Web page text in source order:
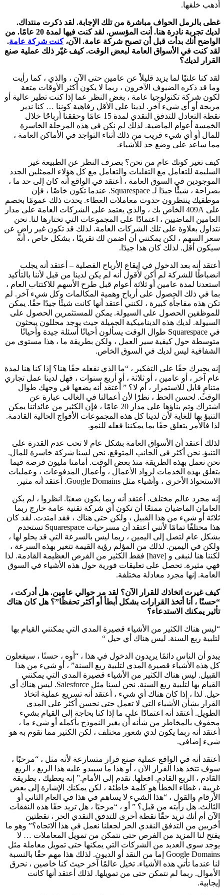
أذهب خلفها.
غطى بالرمل الحواف مباشرة من تلك الإجابة. لقد ذكرت منتداك.
لديك تجربة نادرة هنا. أنت المؤسس. لقد كنت فيها لمدة 20 عامًا. من
الواضح أنك بدأت قبل أن تصبح شركة عامة. الآن،كنت شركة عامة.
لقد كنت في الأسواق العامة لبعض الوقت. كيف غيّر ذلك عملية صنع
القرار لديك؟
لقد كنا علنيًا لما يزيد قليلاً عن عامين حتى الآن ، والذي ، كما رأيت
وما قد ذكره الضيوف الآخرون ، ربما لا يكون أكثر الأوقات متعة
لكون شركة تكنولوجيا عامة ، بغض النظر عما إذا كنت تطير عالية أو
مربحة أو أي شيء آخر. لدينا على الأقل رفاهية كوننا … كنا ندير
نقطة التعادل للتدفق النقدي لمدة 15 عامًا وحققنا أرباحًا خلال
الخمسة أعوام الماضية. لذلك لم نكن في هذه المرحلة الخاسرة
للمال أو أي شيء قريب من ذلك أثناء التواجد في الأماكن العامة ،
مما ساعد على وضع حد للأشياء.
كيف تغير كونك عام من نحن؟ بصرف النظر عن الطبيعة غير
السليمة للتعامل مع التقلبات والتعامل مع كل هؤلاء الممثلين الجدد
الموجودين في السوق العامة ، أعتقد في الواقع أنه كان إلى حد ما ،
بصراحة ، شيئًا جيدًا لـ Squarespace. عندما تكون خاصًا ، فإن
موظفيك ينتظرون حدوث معاملات العطاء. يحدث ذلك عمومًا بخصم
على 409A الخاص بك ، والذي يعتمد على الشركات العامة على مدار
العامين الماضيين ، اعتمادًا على المجموعات التي تختارها لنا. نحن
نتداول بعلاوة على تلك الشركات العامة. لذلك قد تكون غير راضٍ عن
سعر السهم ، لكن يمكنني أن أضمن لك تقريبًا ، بشكل خاص ، أنه
سيكون أقل. لذلك كان هذا جيدًا.
أعتقد أنه بعد الدخول في إيقاع الأرباح الفصلية – أعتقد أنه يجلب
انضباطًا للشركة لم أكن لأقول أنه لم يكن لدينا من قبل لأننا بالتأكيد
استعدنا لمدة عامين أو ثلاثة أعوام قبل طرح الأسهم للاكتتاب العام ،
بما في ذلك الحصول على أرباح وهمية المكالمات وكل شيء آخر. لم
تكن هذه مفاجأة كبيرة ، لكنني أعتقد أنها كانت شيئًا جيدًا حقًا. يمكن
للموظفين الحصول على السيولة. يمكن للمستثمرين الحصول على
السيولة. لديك هذه الديناميكية الجميلة حيث يوجد محللون يبحثون
في Squarespace طوال الوقت يسألون أحيانًا أسئلة جيدة وأحيانًا
متوسطة حول كيفية سير العمل ، ولكن بطريقة ما ، هذا مستوى من
الشفافية ليس لديك في السوق الخاص.
إنه يجبرك حقًا على التفكير ، “ما الذي نفعله حقًا هنا؟ إذا كنا هنا لمدة
عام آخر ، أو عامين ، أو ثلاثة ، أو أربع سنوات ، فهل لدينا عمل تجاري
متنامٍ قابل للاستمرار ، أم لا؟ ” أعتقد أنه يضعها في وجهك طوال
الوقت. لحسن الحظ ، نظرًا لأن أعمالنا في الغالب عبارة عن
اشتراك وتم بناؤها على مدار 20 عامًا ، فإن الكثير من عائداتنا يمكن
التنبؤ بها للغاية لأن لدينا كل هذه المجموعات الأفواج الحالية القادمة.
لذا فالأمر يتعلق حقًا بما يمكننا فعله للنمو.
لذلك أعتقد أن الأسواق العامة بشكل عام لا تحب عدم القدرة على
التنبؤ. نحن أكثر في الجانب المتوقع. نحن لسنا شركة خاسرة للمال.
نحن نعمل بهذه الطريقة منذ بعض الوقت. أمامنا مليون فرصة فيما
يتعلق بهذه الخدمات لرواد الأعمال ، وأعمال المدفوعات ، وعمليات
الاستحواذ الأخرى ، وأشياء مثل Google Domains. أعتقد أنه مثير.
إنه مجرد عالم مختلف. أعتقد أنه ربما يكون صعبًا. انظروا ، لم يكن
العامان الماضيان ممتعًا أن تكون أي شركة تقنية عامة خارج ربما
ثلاثة أو شيء من هذا القبيل ، ولكن حتى هناك ، فقد امتدت. لقد كان
هذا مختلفًا تمامًا لأنني أعتقد أن مسرحيات Squarespace تستخدم
بشكل عام لتصل إلى اليمين ، ربما ليس بالسرعة التي قد يحلو لها ،
ولكن في اليمين. لذلك من المؤلم رؤية القيمة تتغير بهذه السرعة ،
لكننا هنا لنبقى و [have] فقط الكثير من الفرص العظيمة القادمة. لذا
فهي مثيرة. تحصل على تعليقات فورية حول هذه الأشياء في السوق
العامة. إنها مجرد معادلة مختلفة.
كيف غيرت اتخاذك للقرار الآن؟ لقد مر حوالي عامين. هل أدركت ،
“حسنًا ، أنا أتخذ القرارات بشكل أبطأ أو أكثر تحفظًا”؟ هل كان هناك
تأثير يمكنك الاستدعاء؟
“ليس هناك الكثير من الأشياء قصيرة المدى التي يمكنني القيام بها
لتلبية ربع السنة. ليس هناك أي حيل “
يبدو أن الناس دائمًا يريدون الدخول في هذا ، “أوه ، حسنًا ، سيفعلون
كل هذه الأشياء قصيرة المدى لتلبية ربع السنة” ، أو شيء من هذا
القبيل. ليس هناك الكثير من الأشياء قصيرة المدى التي يمكنني
القيام بها لتلبية ربع السنة. نحن لسنا مثل Salesforce. ليس هناك أي
حيل. لذا ، إذا كان هناك أي شيء ، أعتقد أنه تسريع عملية اتخاذ
القرار بشأن الأشياء التي لا تعمل حتى نحسن أكثر على المدى
الطويل. أعتقد أنه اعتمادًا على ما إذا كنا بحاجة إلى القيام بشيء
محفوف بالمخاطر من شأنه أن يغير النموذج بأكمله أو شيء ما ،
أعتقد أنه ربما يكون لدي شعور مختلف ، لكن الكثير مما نقوم به هو
شيء إضافي.
أعتقد أنه في الواقع عملية صنع قرار متسارعة لأنه مثل ، “مرحبًا ،
سوف تتخذ هذا القرار الآن ، أو هذا ما سيبدو عليه هذا الربع ، الربع
القادم ، الربع القادم. افعلها. تقدم إلى الأمام.” إنه يعطيك ، بطريقة
غريبة ، غطاء الخطأ هو كلمة خاطئة ، لكن يمكنك الإشارة إلى بعض
الأرقام والقول ، “هذا الشيء لا يساهم في هذا في العام الثاني أو
الثالث. هل رأيته من قبل؟ ” أو ، “مرحبًا ، هل تريد حقًا هذه النفقات
الآن أم أنك تريد حقًا نقطة أخرى للتدفق النقدي الحر ، نقطتين
أخريين من التدفق النقدي الحر لجعلنا نعمل في هذا الاتجاه؟” وهو ما
يفتح لنا المزيد من الفرص حتى نتمكن من تمويل المعاملات … لا
يوجد سوى العديد من الشركات التي يمكنها حتى تمويل معاملة مثل
Google Domains إما من النقد أو الديون. لذلك هذا مهم حقًا بالنسبة
لنا عندما تأتي هذه الأشياء. تخيل عالمًا آخر حيث كنا خاصين ، نحرق
الأموال. ربما لم نتمكن حتى من تمويلها. لذلك أعتقد أنها كانت
إيجابية.